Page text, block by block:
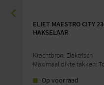
ELIET MAESTRO CITY
HAKSELAAR
Krachtbron: Elektrisch
Maximaal dikte takken:
Op voorraad